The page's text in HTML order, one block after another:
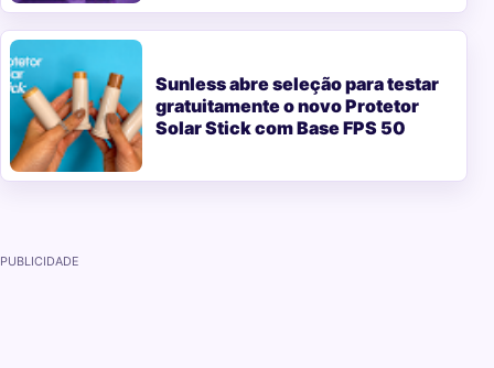
Sunless abre seleção para testar
gratuitamente o novo Protetor
Solar Stick com Base FPS 50
PUBLICIDADE